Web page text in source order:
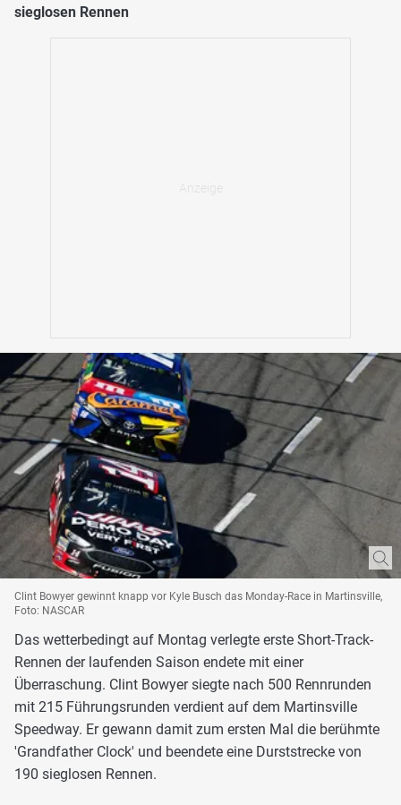
sieglosen Rennen
Clint Bowyer gewinnt knapp vor Kyle Busch das Monday-Race in Martinsville,
Foto: NASCAR
Das wetterbedingt auf Montag verlegte erste Short-Track-
Rennen der laufenden Saison endete mit einer
Überraschung. Clint Bowyer siegte nach 500 Rennrunden
mit 215 Führungsrunden verdient auf dem Martinsville
Speedway. Er gewann damit zum ersten Mal die berühmte
'Grandfather Clock' und beendete eine Durststrecke von
190 sieglosen Rennen.